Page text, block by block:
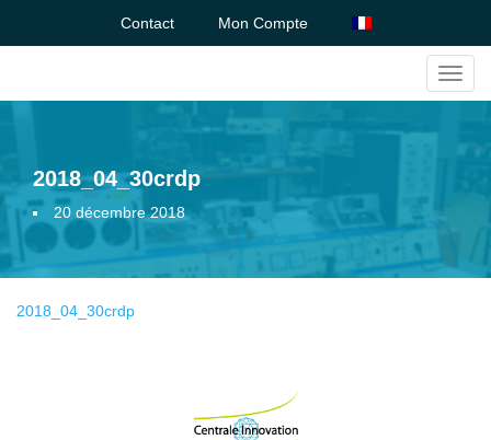
Contact Mon Compte
2018_04_30crdp
20 décembre 2018
2018_04_30crdp